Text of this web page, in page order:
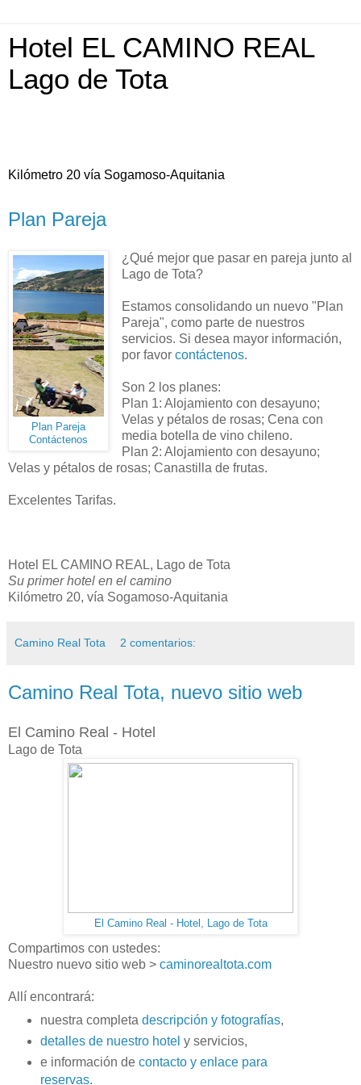
Hotel EL CAMINO REAL
Lago de Tota
Kilómetro 20 vía Sogamoso-Aquitania
Plan Pareja
Plan Pareja
Contáctenos
¿Qué mejor que pasar en pareja junto al
Lago de Tota?
Estamos consolidando un nuevo "Plan
Pareja", como parte de nuestros
servicios. Si desea mayor información,
por favor contáctenos.
Son 2 los planes:
Plan 1: Alojamiento con desayuno;
Velas y pétalos de rosas; Cena con
media botella de vino chileno.
Plan 2: Alojamiento con desayuno;
Velas y pétalos de rosas; Canastilla de frutas.
Excelentes Tarifas.
Hotel EL CAMINO REAL, Lago de Tota
Su primer hotel en el camino
Kilómetro 20, vía Sogamoso-Aquitania
Camino Real Tota 2 comentarios:
Camino Real Tota, nuevo sitio web
El Camino Real - Hotel
Lago de Tota
El Camino Real - Hotel, Lago de Tota
Compartimos con ustedes:
Nuestro nuevo sitio web > caminorealtota.com
Allí encontrará:
nuestra completa descripción y fotografías,
detalles de nuestro hotel y servicios,
e información de contacto y enlace para
reservas.